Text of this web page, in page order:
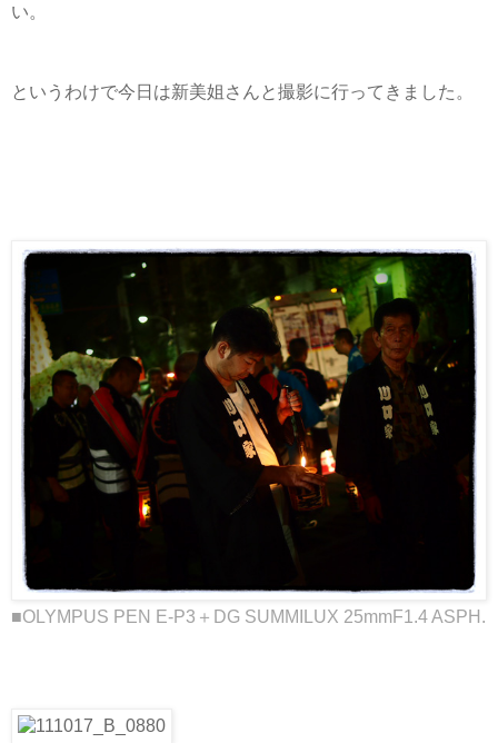
い。
というわけで今日は新美姐さんと撮影に行ってきました。
■OLYMPUS PEN E-P3＋DG SUMMILUX 25mmF1.4 ASPH.